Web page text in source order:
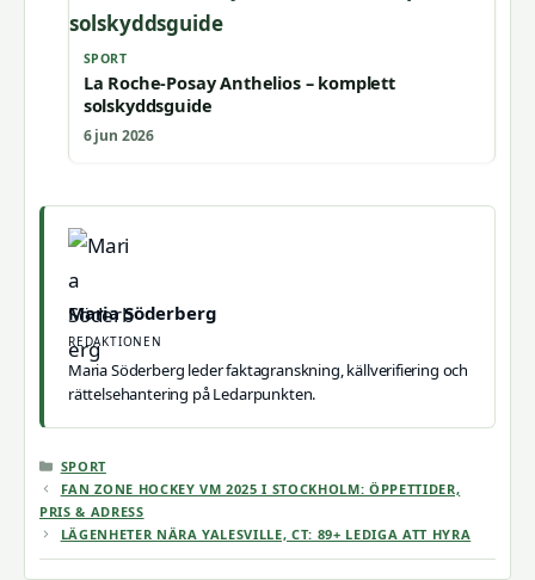
SPORT
La Roche-Posay Anthelios – komplett
solskyddsguide
6 jun 2026
Maria Söderberg
REDAKTIONEN
Maria Söderberg leder faktagranskning, källverifiering och
rättelsehantering på Ledarpunkten.
KATEGORIER
SPORT
FAN ZONE HOCKEY VM 2025 I STOCKHOLM: ÖPPETTIDER,
PRIS & ADRESS
LÄGENHETER NÄRA YALESVILLE, CT: 89+ LEDIGA ATT HYRA